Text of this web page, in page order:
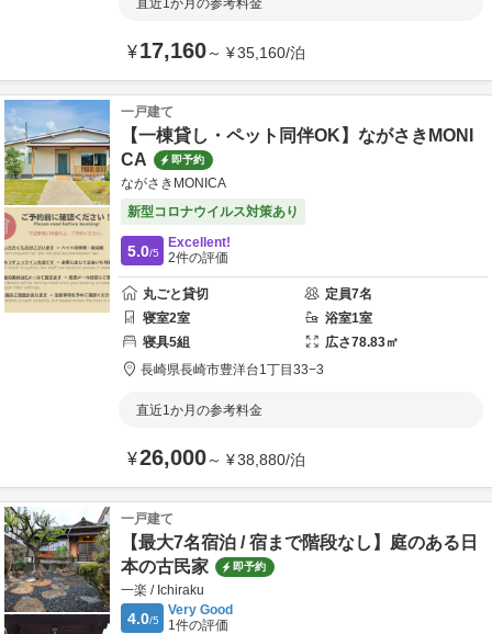
直近1か月の参考料金
¥17,160～ ¥35,160/泊
一戸建て
【一棟貸し・ペット同伴OK】ながさきMONI
CA
即予約
ながさきMONICA
新型コロナウイルス対策あり
5.0/5
Excellent!
2件の評価
丸ごと貸切 定員7名
寝室2室 浴室1室
寝具5組 広さ78.83㎡
長崎県長崎市豊洋台1丁目33−3
直近1か月の参考料金
¥26,000～ ¥38,880/泊
一戸建て
【最大7名宿泊 / 宿まで階段なし】庭のある日
本の古民家
即予約
一楽 / Ichiraku
4.0/5
Very Good
1件の評価